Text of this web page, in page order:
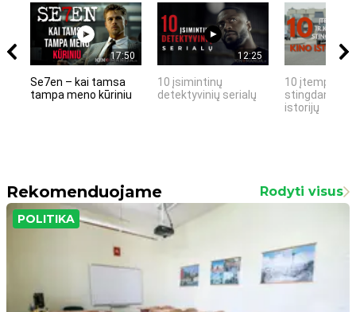
17:50
Se7en – kai tamsa
tampa meno kūriniu
12:25
10 įsimintinų
detektyvinių serialų
10 įtemptų,
stingdančių
istorijų
Rekomenduojame Rodyti visus
POLITIKA